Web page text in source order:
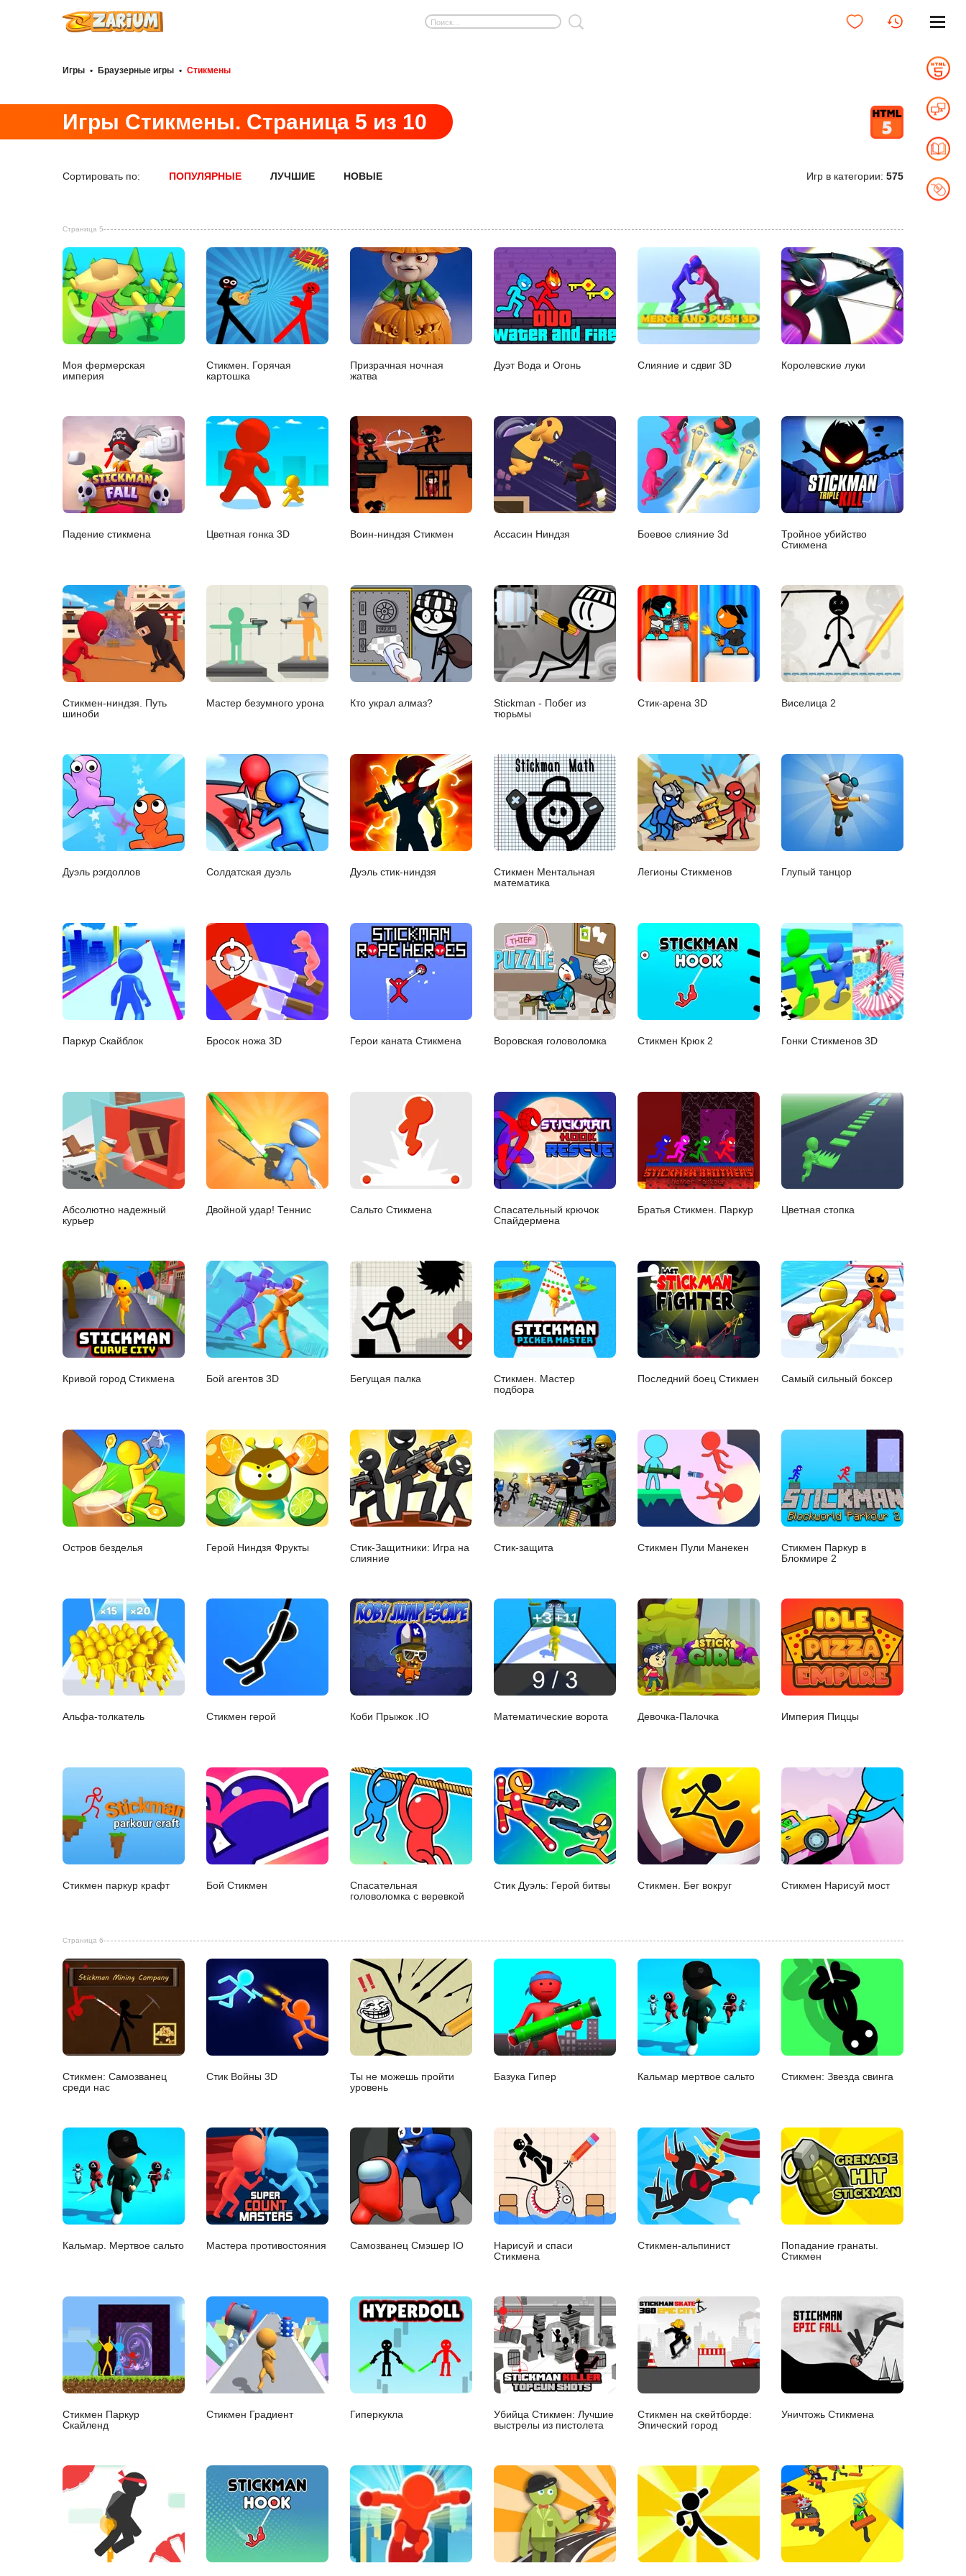
Игры • Браузерные игры • Стикмены
Игры Стикмены. Страница 5 из 10
Сортировать по: ПОПУЛЯРНЫЕ ЛУЧШИЕ НОВЫЕ Игр в категории: 575
Страница 5
Моя фермерская
империя
Стикмен. Горячая
картошка
Призрачная ночная
жатва
Дуэт Вода и Огонь Слияние и сдвиг 3D Королевские луки
Падение стикмена Цветная гонка 3D Воин-ниндзя Стикмен Ассасин Ниндзя Боевое слияние 3d
Тройное убийство
Стикмена
Стикмен-ниндзя. Путь
шиноби
Мастер безумного урона Кто украл алмаз?
Stickman - Побег из
тюрьмы
Стик-арена 3D Виселица 2
Дуэль рэгдоллов Солдатская дуэль Дуэль стик-ниндзя
Стикмен Ментальная
математика
Легионы Стикменов Глупый танцор
Паркур Скайблок Бросок ножа 3D Герои каната Стикмена Воровская головоломка Стикмен Крюк 2 Гонки Стикменов 3D
Абсолютно надежный
курьер
Двойной удар! Теннис Сальто Стикмена
Спасательный крючок
Спайдермена
Братья Стикмен. Паркур Цветная стопка
Кривой город Стикмена Бой агентов 3D Бегущая палка
Стикмен. Мастер
подбора
Последний боец Стикмен Самый сильный боксер
Остров безделья Герой Ниндзя Фрукты
Стик-Защитники: Игра на
слияние
Стик-защита Стикмен Пули Манекен
Стикмен Паркур в
Блокмире 2
Альфа-толкатель Стикмен герой Коби Прыжок .IO Математические ворота Девочка-Палочка Империя Пиццы
Стикмен паркур крафт Бой Стикмен
Спасательная
головоломка с веревкой
Стик Дуэль: Герой битвы Стикмен. Бег вокруг Стикмен Нарисуй мост
Страница 6
Стикмен: Самозванец
среди нас
Стик Войны 3D
Ты не можешь пройти
уровень
Базука Гипер Кальмар мертвое сальто Стикмен: Звезда свинга
Кальмар. Мертвое сальто Мастера противостояния Самозванец Смэшер IO
Нарисуй и спаси
Стикмена
Стикмен-альпинист
Попадание гранаты.
Стикмен
Стикмен Паркур
Скайленд
Стикмен Градиент Гиперкукла
Убийца Стикмен: Лучшие
выстрелы из пистолета
Стикмен на скейтборде:
Эпический город
Уничтожь Стикмена